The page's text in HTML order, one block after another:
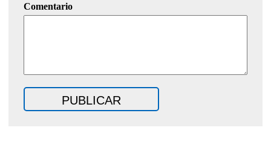
Comentario